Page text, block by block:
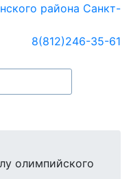
8(812)246-35-61
олимпийского